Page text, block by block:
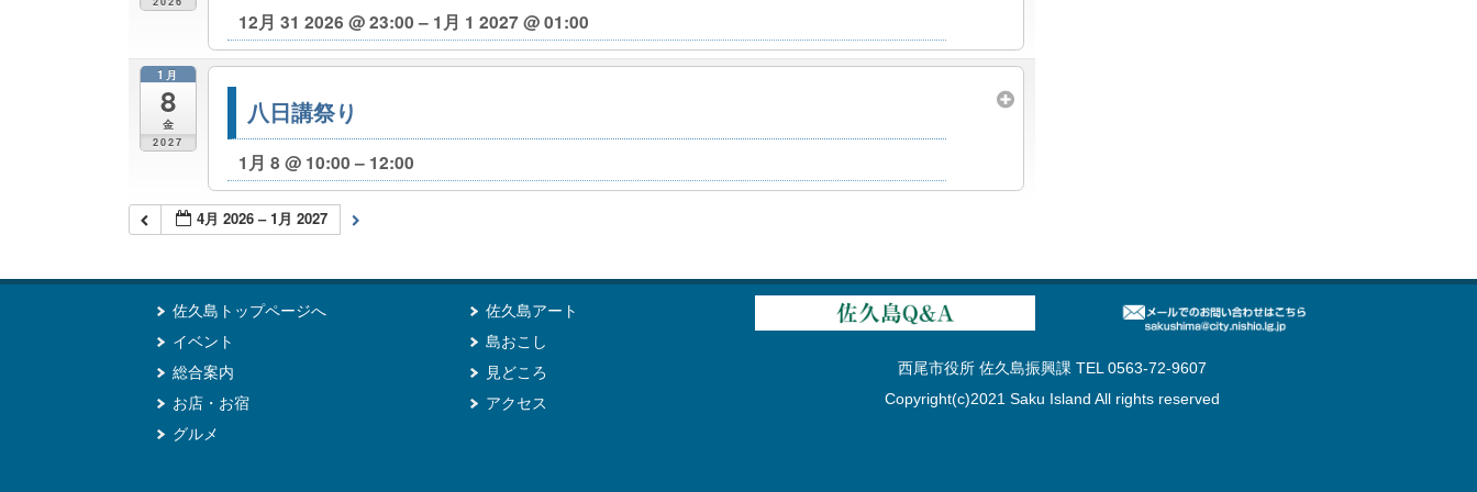
12月 31 2026 @ 23:00 – 1月 1 2027 @ 01:00
1月
8
金
2027
八日講祭り
1月 8 @ 10:00 – 12:00
4月 2026 – 1月 2027
佐久島トップページへ
イベント
総合案内
お店・お宿
グルメ
佐久島アート
島おこし
見どころ
アクセス
西尾市役所 佐久島振興課 TEL 0563-72-9607
Copyright(c)2021 Saku Island All rights reserved